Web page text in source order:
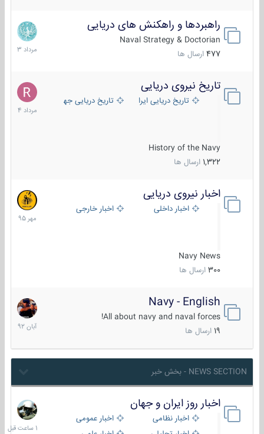
راهبردها و راهکنش های دریایی
Naval Strategy & Doctorian
477 ارسال ها
2
مرداد
1403
تاریخ نیروی دریایی
تاریخ دریایی ایران تاریخ دریایی جهان
History of the Navy
1,322 ارسال ها
16
مرداد
1404
اخبار نیروی دریایی
اخبار داخلی اخبار خارجی
Navy News
300 ارسال ها
27
مهر
1395
Navy - English
All about navy and naval forces!
ارسال ها
22
آبان
1392
NEWS SECTION - بخش خبر
اخبار روز ایران و جهان
اخبار نظامی
اخبار عمومی
1
ساعت
قبل